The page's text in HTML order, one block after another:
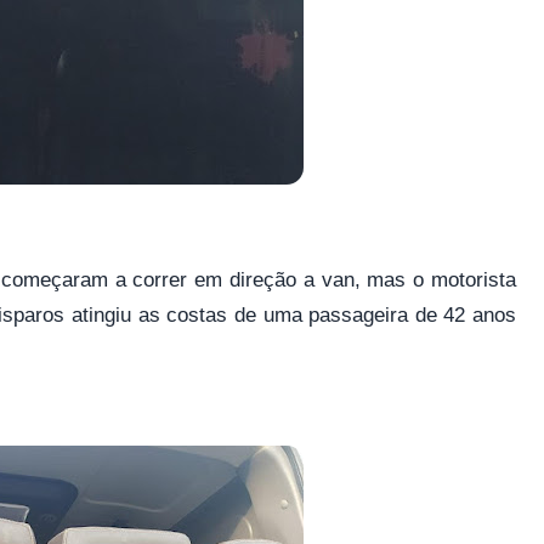
a correr em direção a van, mas o motorista
atingiu as costas de uma passageira de 42 anos